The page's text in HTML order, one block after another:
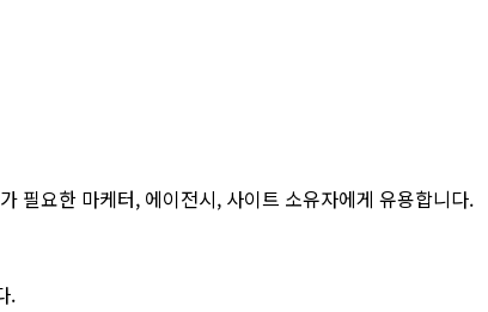
필요한 마케터, 에이전시, 사이트 소유자에게 유용합니다.
.